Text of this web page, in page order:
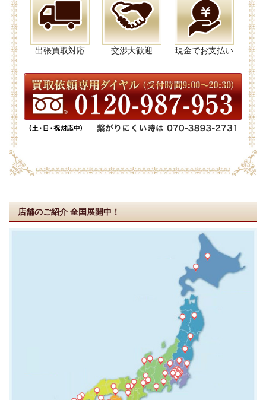
出張買取対応 交渉大歓迎 現金でお支払い
店舗のご紹介 全国展開中！